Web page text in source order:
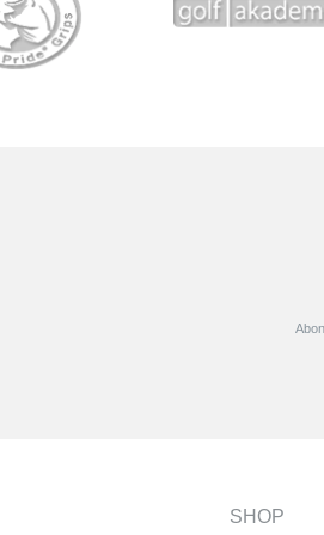
Näherungssensors hält er automatisch
den...
SHOP